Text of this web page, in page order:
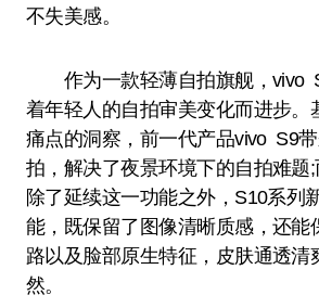
不失美感。
作为一款轻薄自拍旗舰，vivo
着年轻人的自拍审美变化而进步。
痛点的洞察，前一代产品vivo S9
拍，解决了夜景环境下的自拍难题
除了延续这一功能之外，S10系列
能，既保留了图像清晰质感，还能
路以及脸部原生特征，皮肤通透清
然。